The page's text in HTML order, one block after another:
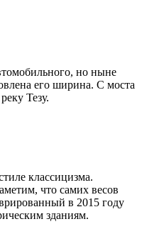
но ныне
его ширина. С моста
Тезу.
классицизма.
что самих весов
в 2015 году
зданиям.